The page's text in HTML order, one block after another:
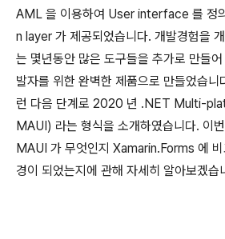
AML 을 이용하여 User interface 를 정
n layer 가 제공되었습니다. 개발경험을
는 몇년동안 많은 도구들을 추가로 만들
발자를 위한 완벽한 제품으로 만들었습니
런 다음 단계로 2020 년 .NET Multi-
MAUI) 라는 형식을 소개하였습니다. 이
MAUI 가 무엇인지 Xamarin.Forms 에 비
경이 되었는지에 관해 자세히 알아보겠습